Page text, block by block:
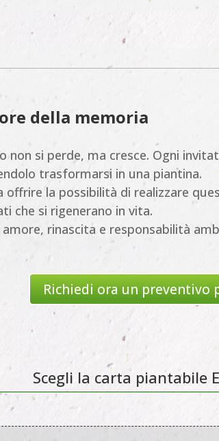
della memoria
non si perde, ma cresce. Ogni
trasformarsi in una piantina.
offrire la possibilità di realizzare
che si rigenerano in vita.
rinascita e responsabilità
Richiedi ora un preventivo
Scegli la carta piantabile